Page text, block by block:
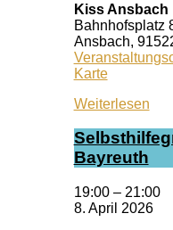
Kiss Ansbach
Bahnhofsplatz
Ansbach,
KarteKiss
Weiterlesen
Bay­reuth
19:00 – 21:00
8. April 2026